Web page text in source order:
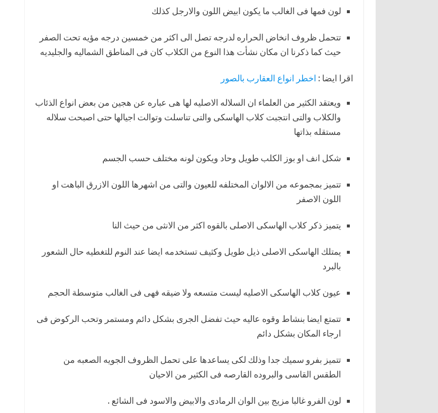
لون فمها فى الغالب ما يكون ابيض اللون والارجل كذلك
تتحمل ظروف انخاض الحراره لدرجه تصل الى اكثر من خمسين درجه مؤيه تحت الصفر
حيث كما ذكرنا ان مكان نشأت هذا النوع من الكلاب كان فى المناطق الشماليه والجليديه
اقرا ايضا : اخطر انواع العقارب بالصور
ويعتقد الكثير من العلماء ان السلاله الاصليه لها هى عباره عن هجين من بعض انواع الذئاب
والكلاب والتى انتجبت كلاب الهاسكى والتى تناسلت وتوالت اجيالها حتى اصبحت سلاله
مستقله بذاتها
شكل انف او بوز الكلب طويل وحاد ويكون لونه مختلف حسب الجسم
تتميز بمجموعه من الالوان المختلفه للعيون والتى من اشهرها اللون الازرق الباهت او
اللون الاصفر
يتميز ذكر كلاب الهاسكى الاصلى بالقوه اكثر من الانثى من حيث النا
يمتلك الهاسكى الاصلى ذيل طويل وكثيف تستخدمه ايضا عند النوم للتغطيه حال الشعور
بالبرد
عيون كلاب الهاسكى الاصليه ليست متسعه ولا ضيقه فهى فى الغالب متوسطة الحجم
تتمتع ايضا بنشاط وقوه عاليه حيث تفضل الجرى بشكل دائم ومستمر وتحب الركوض فى
ارجاء المكان بشكل دائم
تتميز بفرو سميك جدا وذلك لكى يساعدها على تحمل الظروف الجويه الصعبه من
الطقس القاسى والبروده القارصه فى الكثير من الاحيان
لون الفرو غالبا مزيج بين الوان الرمادى والابيض والاسود فى الشائع .